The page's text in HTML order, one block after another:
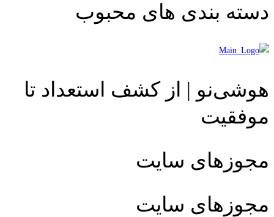
دسته بندی های محبوب
هوشی‌نو | از کشف استعداد تا
موفقیت
مجوزهای سایت
مجوزهای سایت